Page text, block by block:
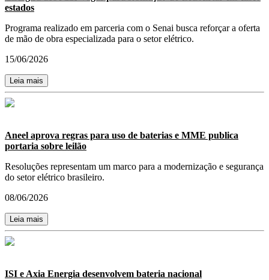
estados
Programa realizado em parceria com o Senai busca reforçar a oferta
de mão de obra especializada para o setor elétrico.
15/06/2026
Leia mais
Aneel aprova regras para uso de baterias e MME publica
portaria sobre leilão
Resoluções representam um marco para a modernização e segurança
do setor elétrico brasileiro.
08/06/2026
Leia mais
ISI e Axia Energia desenvolvem bateria nacional